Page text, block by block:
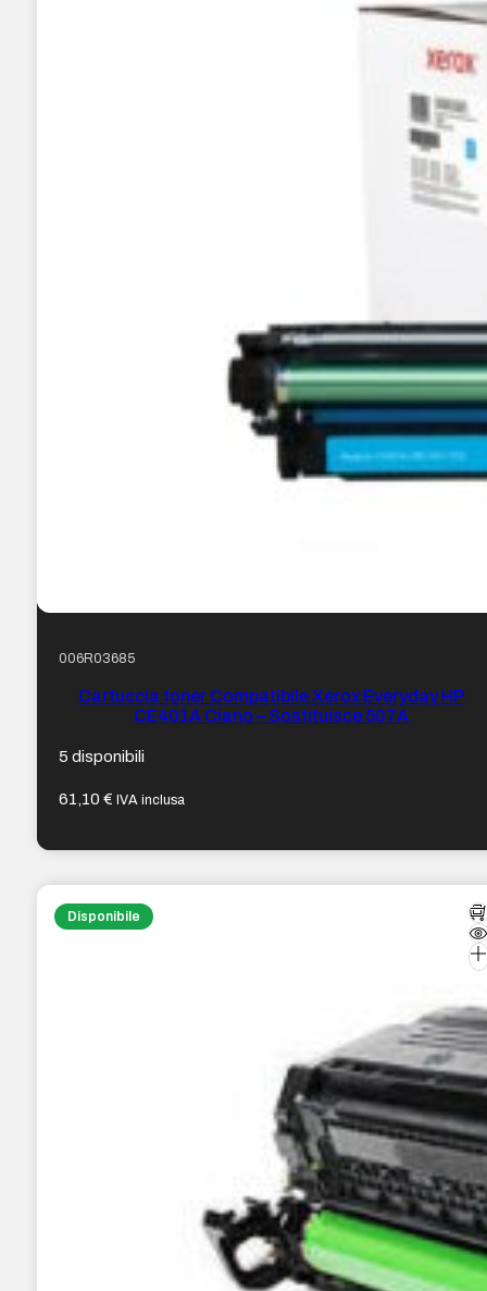
006R03685
Cartuccia toner Compatibile Xerox Everyday HP
CE401A Ciano – Sostituisce 507A
5 disponibili
61,10€ IVA inclusa
Disponibile